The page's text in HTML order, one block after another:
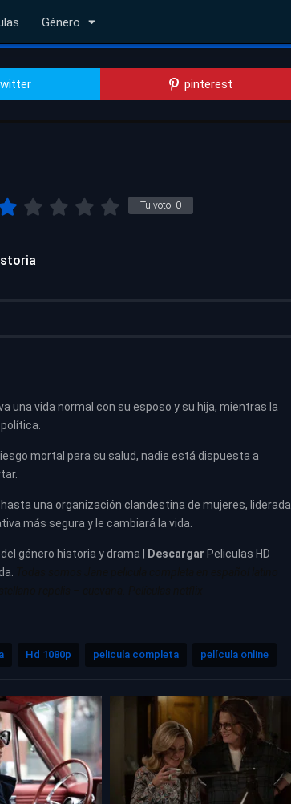
Género
pinterest
Tu voto: 0
una vida normal con su esposo y su hija, mientras la
mortal para su salud, nadie está dispuesta a
una organización clandestina de mujeres, liderada
más segura y le cambiará la vida.
del género historia y drama | Descargar Peliculas HD
Hd 1080p pelicula completa película online